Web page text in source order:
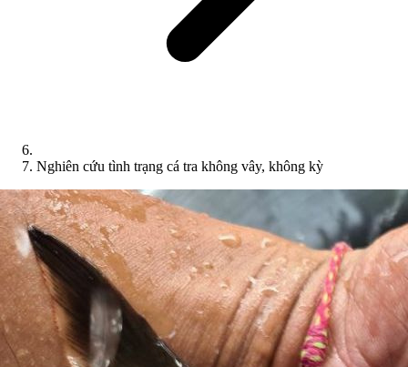
Nghiên cứu tình trạng cá tra không vây, không kỳ